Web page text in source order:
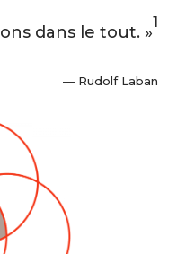
dans le tout. »
1
— Rudolf Laban